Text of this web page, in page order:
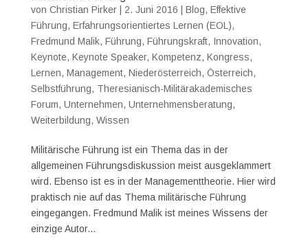
von Christian Pirker| 2. Juni 2016 Blog, Effektive
Führung, Erfahrungsorientiertes Lernen (EOL),
Fredmund Malik, Führung, Führungskraft, Innovation,
Keynote, Keynote Speaker, Kompetenz, Kongress,
Lernen, Management, Niederösterreich, Österreich,
Selbstführung, Theresianisch-Militärakademisches
Forum, Unternehmen, Unternehmensberatung,
Weiterbildung, Wissen
Militärische Führung ist ein Thema das in der
allgemeinen Führungsdiskussion meist ausgeklammert
wird. Ebenso ist es in der Managementtheorie. Hier wird
praktisch nie auf das Thema militärische Führung
eingegangen. Fredmund Malik ist meines Wissens der
einzige Autor...